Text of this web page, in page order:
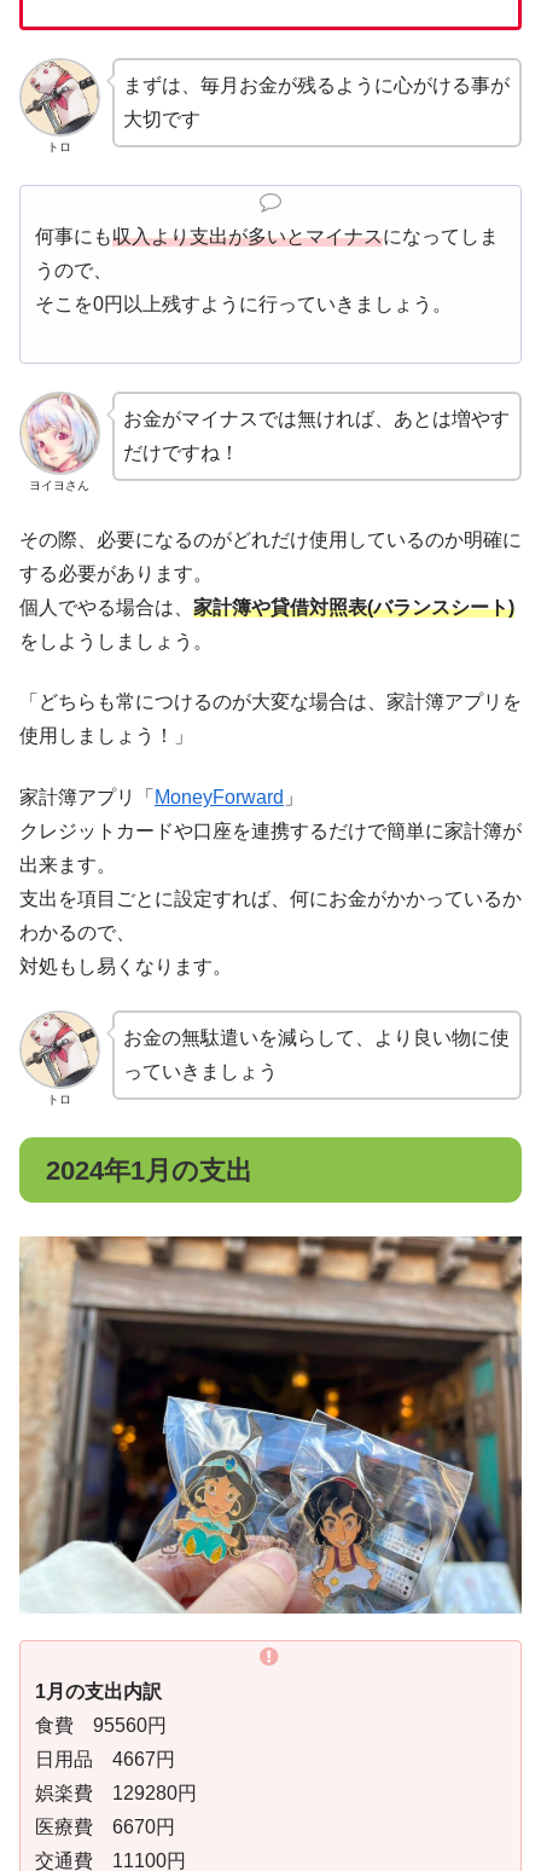
トロ
まずは、毎月お金が残るように心がける事が
大切です
何事にも収入より支出が多いとマイナスになってしま
うので、
そこを0円以上残すように行っていきましょう。
ヨイヨさん
お金がマイナスでは無ければ、あとは増やす
だけですね！
その際、必要になるのがどれだけ使用しているのか明確に
する必要があります。
個人でやる場合は、 家計簿や貸借対照表(バランスシート)
をしようしましょう。
「どちらも常につけるのが大変な場合は、家計簿アプリを
使用しましょう！」
家計簿アプリ「 MoneyForward 」
クレジットカードや口座を連携するだけで簡単に家計簿が
出来ます。
支出を項目ごとに設定すれば、何にお金がかかっているか
わかるので、
対処もし易くなります。
トロ
お金の無駄遣いを減らして、より良い物に使
っていきましょう
2024年1月の支出
1月の支出内訳
食費 95560円
日用品 4667円
娯楽費 129280円
医療費 6670円
交通費 11100円